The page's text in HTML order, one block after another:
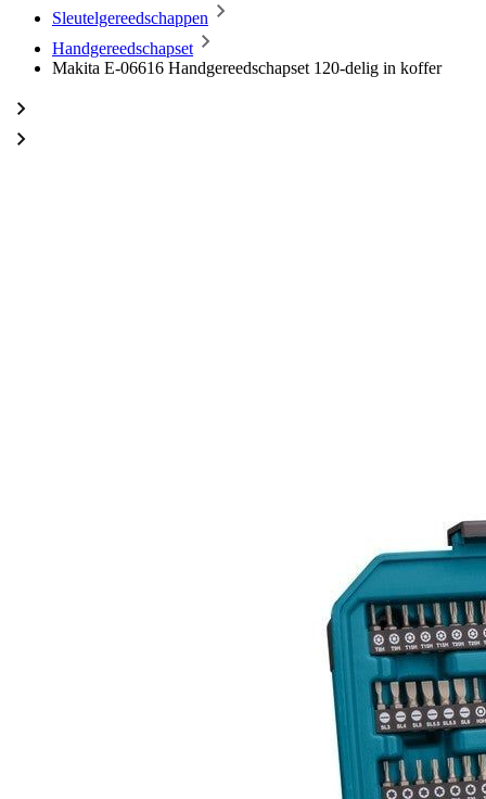
Sleutelgereedschappen
Handgereedschapset
Makita E-06616 Handgereedschapset 120-delig in koffer